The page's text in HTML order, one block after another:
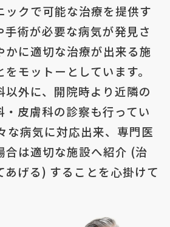
ックで可能な治療を提供す
手術が必要な病気が発見さ
かに適切な治療が出来る施
モットーとしています。
以外に、開院時より近隣の
皮膚科の診察も行ってい
な病気に対応出来、専門医
合は適切な施設へ紹介 (治
あげる) することを心掛けて